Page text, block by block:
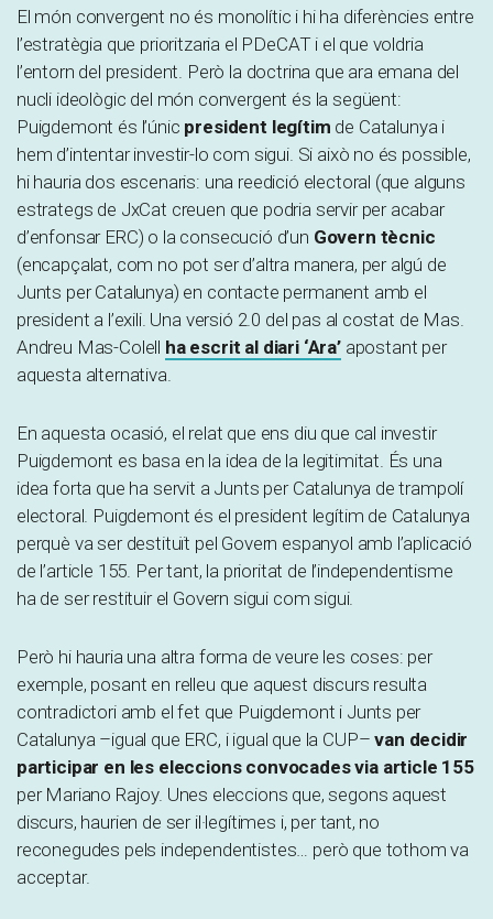
El món convergent no és monolític i hi ha diferències entre
l’estratègia que prioritzaria el PDeCAT i el que voldria
l’entorn del president. Però la doctrina que ara emana del
nucli ideològic del món convergent és la següent:
Puigdemont és l’únic president legítim de Catalunya i
hem d’intentar investir-lo com sigui. Si això no és possible,
hi hauria dos escenaris: una reedició electoral (que alguns
estrategs de JxCat creuen que podria servir per acabar
d’enfonsar ERC) o la consecució d’un Govern tècnic
(encapçalat, com no pot ser d’altra manera, per algú de
Junts per Catalunya) en contacte permanent amb el
president a l’exili. Una versió 2.0 del pas al costat de Mas.
Andreu Mas-Colell ha escrit al diari ‘Ara’apostant per
aquesta alternativa.
En aquesta ocasió, el relat que ens diu que cal investir
Puigdemont es basa en la idea de la legitimitat. És una
idea forta que ha servit a Junts per Catalunya de trampolí
electoral. Puigdemont és el president legítim de Catalunya
perquè va ser destituït pel Govern espanyol amb l’aplicació
de l’article 155. Per tant, la prioritat de l’independentisme
ha de ser restituir el Govern sigui com sigui.
Però hi hauria una altra forma de veure les coses: per
exemple, posant en relleu que aquest discurs resulta
contradictori amb el fet que Puigdemont i Junts per
Catalunya –igual que ERC, i igual que la CUP–van decidir
participar en les eleccions convocades via article 155
per Mariano Rajoy. Unes eleccions que, segons aquest
discurs, haurien de ser il·legítimes i, per tant, no
reconegudes pels independentistes… però que tothom va
acceptar.